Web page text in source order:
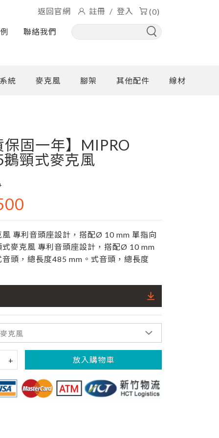
聯絡我們
返回官網 註冊 / 登入 (0)
統 麥克風 腳架 其他配件 線材
固一年】MIPRO
頸式麥克風
利音頭座設計，搭配Ø 10 mm 單指向
克風 專利音頭座設計，搭配Ø 10 mm
頭，總長度485 mm。式音頭，總長度
+ 放入購物車